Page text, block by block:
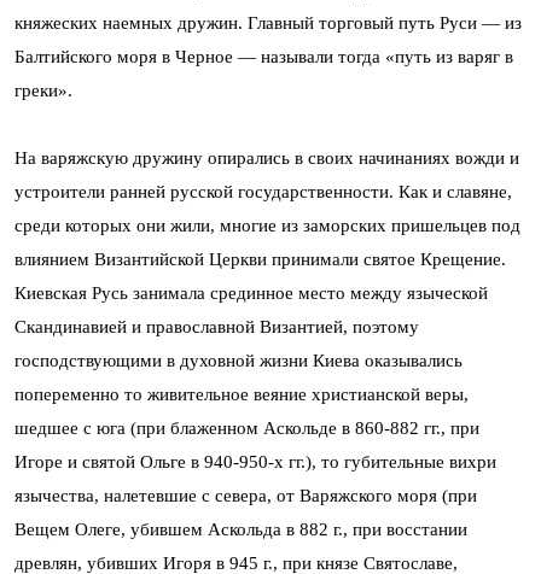
княжеских наемных дружин. Главный торговый путь Руси — из
Балтийского моря в Черное — называли тогда «путь из варяг в
греки».
На варяжскую дружину опирались в своих начинаниях вожди и
устроители ранней русской государственности. Как и славяне,
среди которых они жили, многие из заморских пришельцев под
влиянием Византийской Церкви принимали святое Крещение.
Киевская Русь занимала срединное место между языческой
Скандинавией и православной Византией, поэтому
господствующими в духовной жизни Киева оказывались
попеременно то живительное веяние христианской веры,
шедшее с юга (при блаженном Аскольде в 860-882 гг., при
Игоре и святой Ольге в 940-950-х гг.), то губительные вихри
язычества, налетевшие с севера, от Варяжского моря (при
Вещем Олеге, убившем Аскольда в 882 г., при восстании
древлян, убивших Игоря в 945 г., при князе Святославе,